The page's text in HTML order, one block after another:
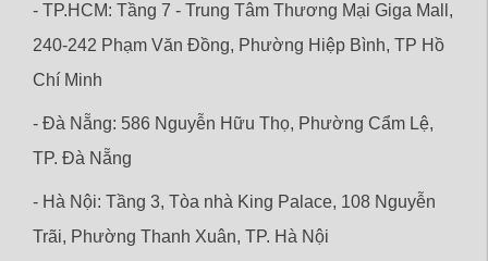
- TP.HCM: Tầng 7 - Trung Tâm Thương Mại Giga Mall,
240-242 Phạm Văn Đồng, Phường Hiệp Bình, TP Hồ
Chí Minh
- Đà Nẵng: 586 Nguyễn Hữu Thọ, Phường Cẩm Lệ,
TP. Đà Nẵng
- Hà Nội: Tầng 3, Tòa nhà King Palace, 108 Nguyễn
Trãi, Phường Thanh Xuân, TP. Hà Nội